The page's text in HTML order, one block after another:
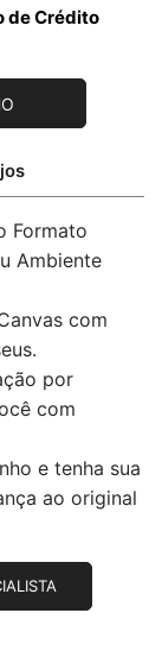
de Crédito
Formato
Ambiente
com
por
com
e tenha sua
ao original